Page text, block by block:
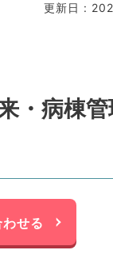
更新日 :
・病棟
せる